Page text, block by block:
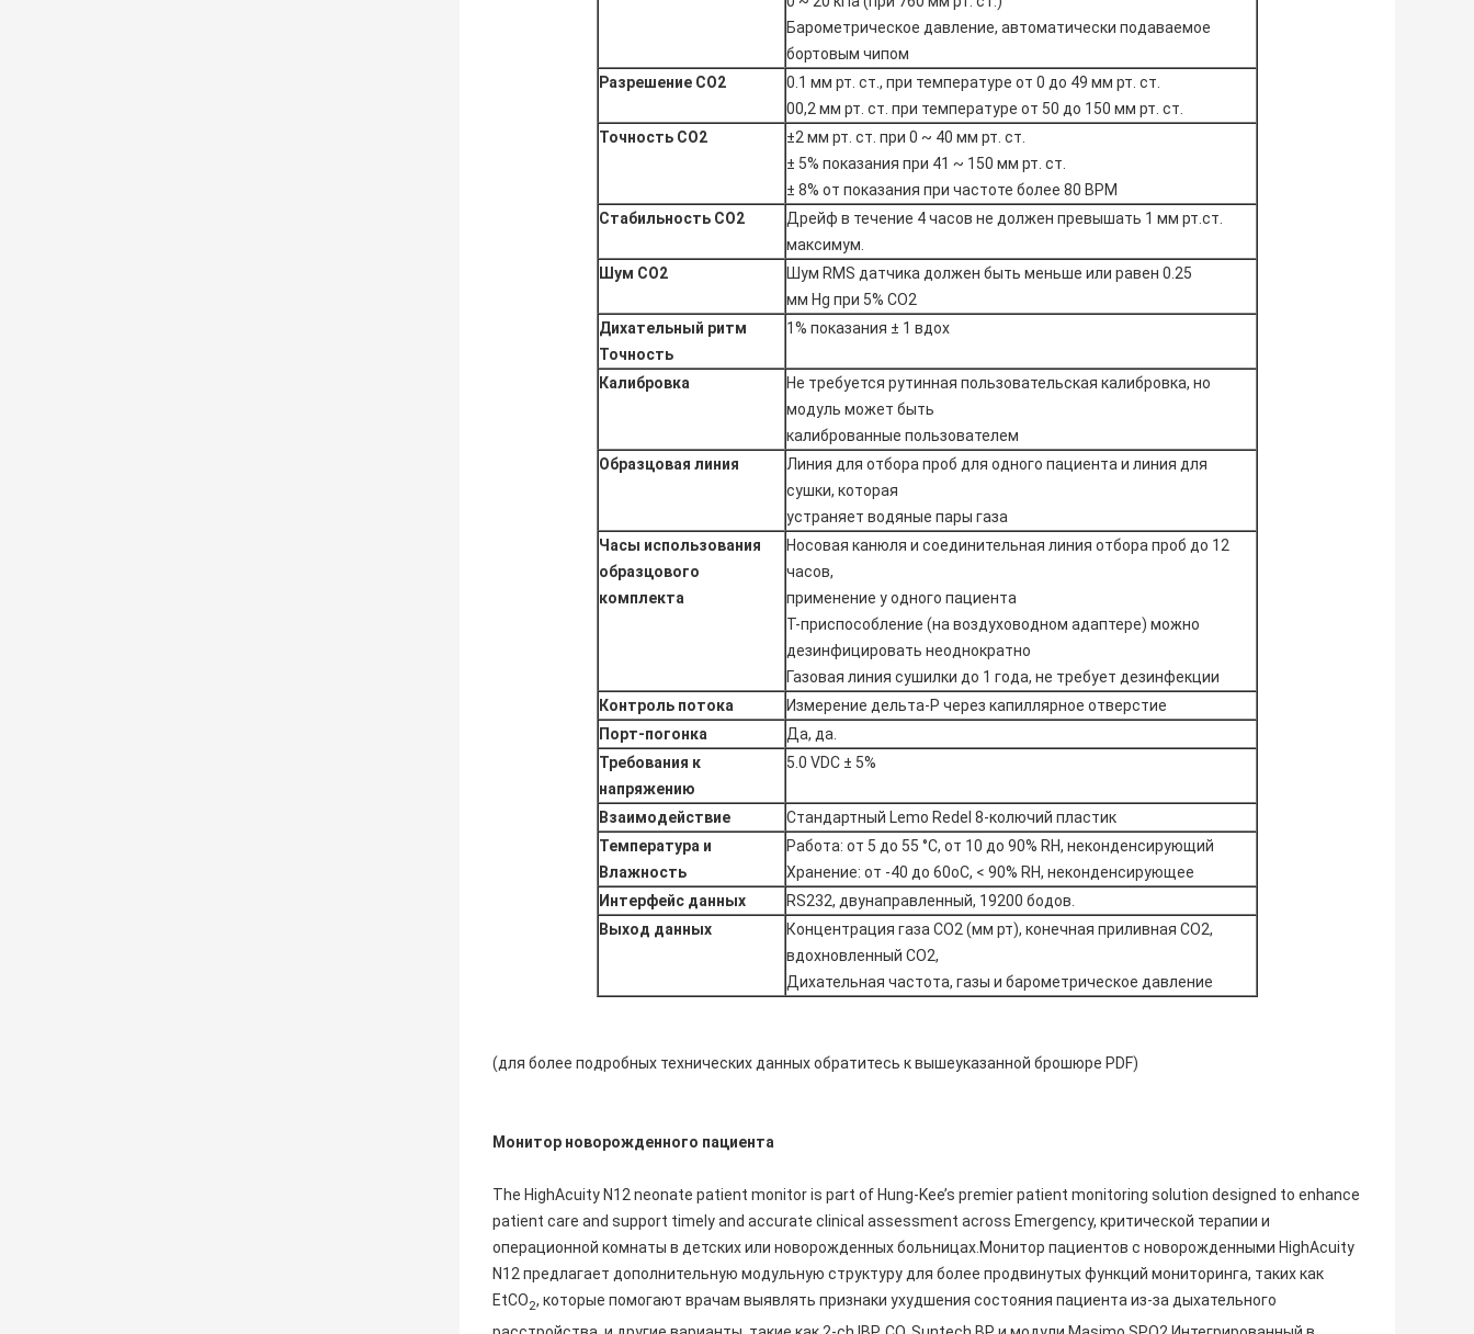
Барометрическое давление, автоматически подаваемое
бортовым чипом
Разрешение CO2
0.1 мм рт. ст., при температуре от 0 до 49 мм рт. ст.
00,2 мм рт. ст. при температуре от 50 до 150 мм рт. ст.
Точность CO2
±2 мм рт. ст. при 0 ~ 40 мм рт. ст.
± 5% показания при 41 ~ 150 мм рт. ст.
± 8% от показания при частоте более 80 BPM
Стабильность CO2
Дрейф в течение 4 часов не должен превышать 1 мм рт.ст.
максимум.
Шум CO2
Шум RMS датчика должен быть меньше или равен 0.25
мм Hg при 5% СО2
Дихательный ритм
Точность
1% показания ± 1 вдох
Калибровка
Не требуется рутинная пользовательская калибровка, но
модуль может быть
калиброванные пользователем
Образцовая линия
Линия для отбора проб для одного пациента и линия для
сушки, которая
устраняет водяные пары газа
Часы использования
образцового
комплекта
Носовая канюля и соединительная линия отбора проб до 12
часов,
применение у одного пациента
T-приспособление (на воздуховодном адаптере) можно
дезинфицировать неоднократно
Газовая линия сушилки до 1 года, не требует дезинфекции
Контроль потока
Измерение дельта-P через капиллярное отверстие
Порт-погонка
Да, да.
Требования к
напряжению
5.0 VDC ± 5%
Взаимодействие
Стандартный Lemo Redel 8-колючий пластик
Температура и
Влажность
Работа: от 5 до 55 °C, от 10 до 90% RH, неконденсирующий
Хранение: от -40 до 60oC, < 90% RH, неконденсирующее
Интерфейс данных
RS232, двунаправленный, 19200 бодов.
Выход данных
Концентрация газа CO2 (мм рт), конечная приливная CO2,
вдохновленный CO2,
Дихательная частота, газы и барометрическое давление
(для более подробных технических данных обратитесь к вышеуказанной брошюре PDF)
Монитор новорожденного пациента
The HighAcuity N12 neonate patient monitor is part of Hung-Kee’s premier patient monitoring solution designed to enhance
patient care and support timely and accurate clinical assessment across Emergency, критической терапии и
операционной комнаты в детских или новорожденных больницах.Монитор пациентов с новорожденными HighAcuity
N12 предлагает дополнительную модульную структуру для более продвинутых функций мониторинга, таких как
EtCO2, которые помогают врачам выявлять признаки ухудшения состояния пациента из-за дыхательного